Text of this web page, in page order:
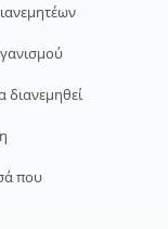
που